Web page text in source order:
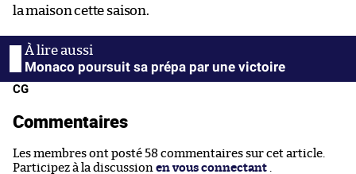
la maison cette saison.
Monaco poursuit sa prépa par une victoire
CG
Commentaires
Les membres ont posté 58 commentaires sur cet article.
Participez à la discussion en vous connectant